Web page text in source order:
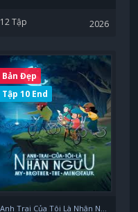
12 Tập 2026
Bản Đẹp
Tập 10 End
Anh Trai Của Tôi Là Nhân Ngưu